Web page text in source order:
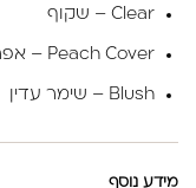
Clear – שקוף
Peach Cover – אפרסק אטום
Blush – שימר עדין
מידע נוסף